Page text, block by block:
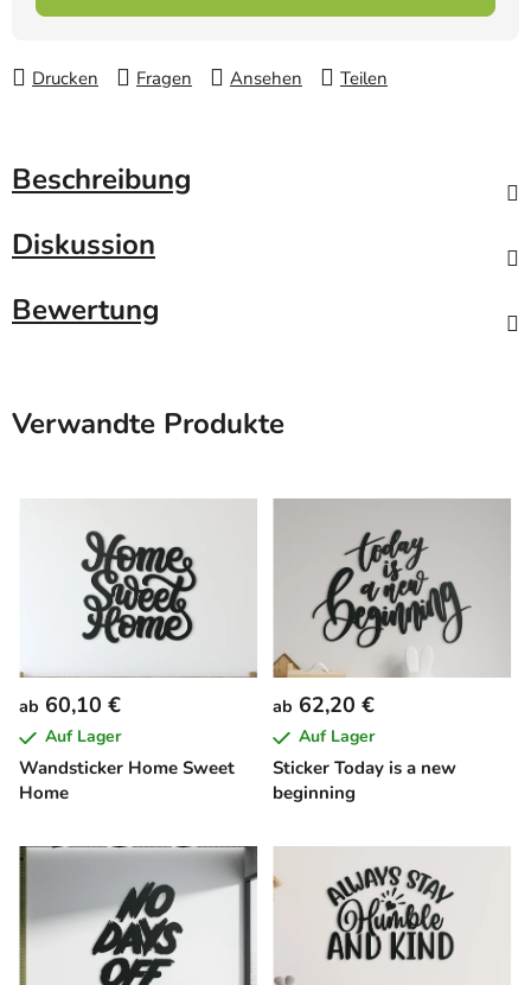
Drucken Fragen Ansehen Teilen
Beschreibung
Diskussion
Bewertung
Verwandte Produkte
Wandsticker Home Sweet
Home
ab 60,10 €
Auf Lager
Sticker Today is a new
beginning
ab 62,20 €
Auf Lager